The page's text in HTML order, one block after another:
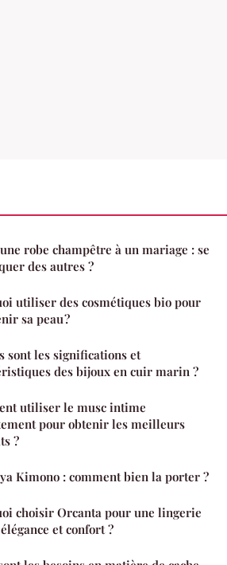
robe champêtre à un mariage : se
des autres ?
utiliser des cosmétiques bio pour
sa peau ?
sont les significations et
des bijoux en cuir marin ?
utiliser le musc intime
pour obtenir les meilleurs
?
Kimono : comment bien la porter ?
choisir Orcanta pour une lingerie
et confort ?